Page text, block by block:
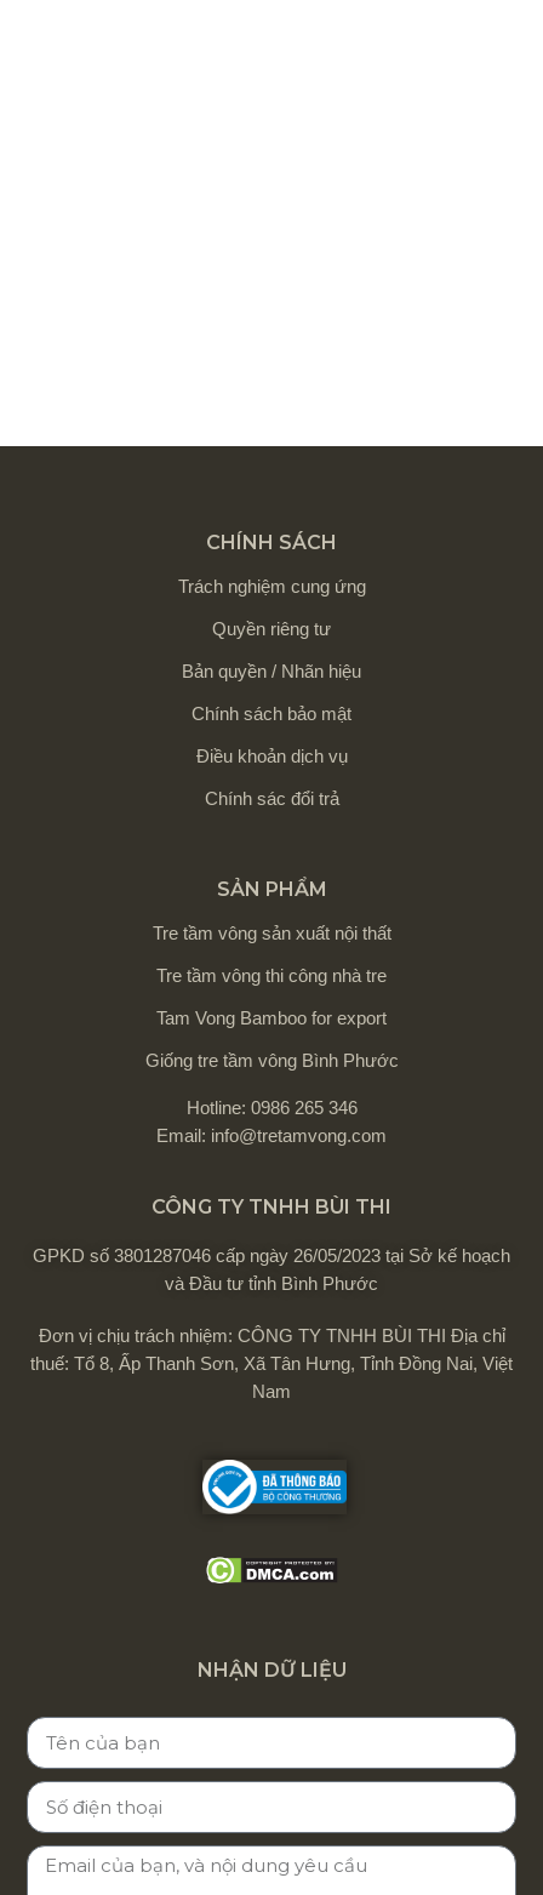
CHÍNH SÁCH
Trách nghiệm cung ứng
Quyền riêng tư
Bản quyền / Nhãn hiệu
Chính sách bảo mật
Điều khoản dịch vụ
Chính sác đổi trả
SẢN PHẨM
Tre tầm vông sản xuất nội thất
Tre tầm vông thi công nhà tre
Tam Vong Bamboo for export
Giống tre tầm vông Bình Phước
Hotline: 0986 265 346
Email: info@tretamvong.com
CÔNG TY TNHH BÙI THI
GPKD số 3801287046 cấp ngày 26/05/2023 tại Sở kế hoạch
và Đầu tư tỉnh Bình Phước
Đơn vị chịu trách nhiệm: CÔNG TY TNHH BÙI THI Địa chỉ
thuế: Tổ 8, Ấp Thanh Sơn, Xã Tân Hưng, Tỉnh Đồng Nai, Việt
Nam
NHẬN DỮ LIỆU